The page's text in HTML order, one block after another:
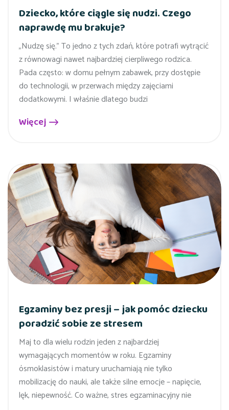
Dziecko, które ciągle się nudzi. Czego
naprawdę mu brakuje?
„Nudzę się.” To jedno z tych zdań, które potrafi wytrącić
z równowagi nawet najbardziej cierpliwego rodzica.
Pada często: w domu pełnym zabawek, przy dostępie
do technologii, w przerwach między zajęciami
dodatkowymi. I właśnie dlatego budzi
Więcej
Egzaminy bez presji – jak pomóc dziecku
poradzić sobie ze stresem
Maj to dla wielu rodzin jeden z najbardziej
wymagających momentów w roku. Egzaminy
ósmoklasistów i matury uruchamiają nie tylko
mobilizację do nauki, ale także silne emocje – napięcie,
lęk, niepewność. Co ważne, stres egzaminacyjny nie